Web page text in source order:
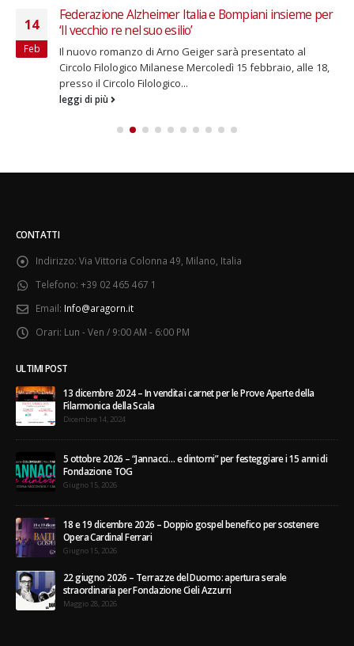
14
Feb
Federazione Alzheimer Italia e Bompiani insieme per
‘Il vecchio re nel suo esilio’
Il nuovo romanzo di Arno Geiger sarà presentato al
Circolo Filologico Milanese Mercoledì 15 febbraio, alle 18,
presso il Circolo Filologico...
leggi di più
CONTATTI
Indirizzo: Via Vittoria Colonna 49, Milano, Italia
Telefono: +39 02 465 467 1
Email: Info@aragorn.it
Orari: Lun - Ven / 9:00 AM - 6:00 PM
ULTIMI POST
13 dicembre 2024 – In vendita i carnet per le Prove Aperte della
Filarmonica della Scala
Dicembre 14, 2024
5 ottobre 2026 – “Jannacci… e dintorni” per festeggiare i 15 anni di
Fondazione TOG
Giugno 15, 2026
18 e 19 dicembre 2026 – Doppio gospel benefico per sostenere
Opera Cardinal Ferrari
Giugno 15, 2026
22 giugno 2026 – Terrazze del Duomo: apertura serale
straordinaria per Fondazione Cieli Azzurri
Maggio 28, 2026